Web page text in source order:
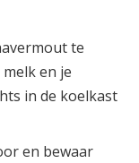
te
en je
in de koelkast
en bewaar